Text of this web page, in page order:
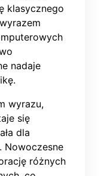
klasycznego
nadaje
wyrazu,
się
dla
Nowoczesne
różnych